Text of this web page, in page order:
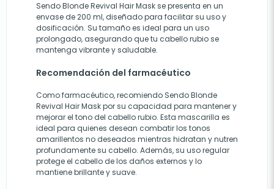
Sendo Blonde Revival Hair Mask se presenta en un
envase de 200 ml, diseñado para facilitar su uso y
dosificación. Su tamaño es ideal para un uso
prolongado, asegurando que tu cabello rubio se
mantenga vibrante y saludable.
Recomendación del farmacéutico
Como farmacéutico, recomiendo Sendo Blonde
Revival Hair Mask por su capacidad para mantener y
mejorar el tono del cabello rubio. Esta mascarilla es
ideal para quienes desean combatir los tonos
amarillentos no deseados mientras hidratan y nutren
profundamente su cabello. Además, su uso regular
protege el cabello de los daños externos y lo
mantiene brillante y suave.